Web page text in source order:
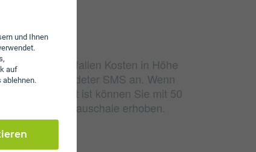
und Ihnen
auf
ablehnen.
Einheiten fallen Kosten in Höhe
€ pro versendeter SMS an. Wenn
aufgebraucht ist können Sie mit 50
keine Servicepauschale erhoben.